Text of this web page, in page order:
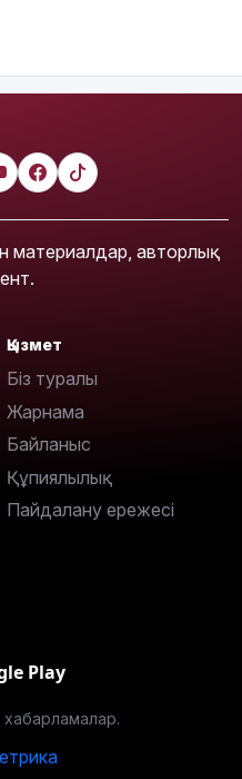
материалдар, авторлық
Қызмет
Біз туралы
Жарнама
Байланыс
Құпиялылық
Пайдалану ережесі
Play
хабарламалар.